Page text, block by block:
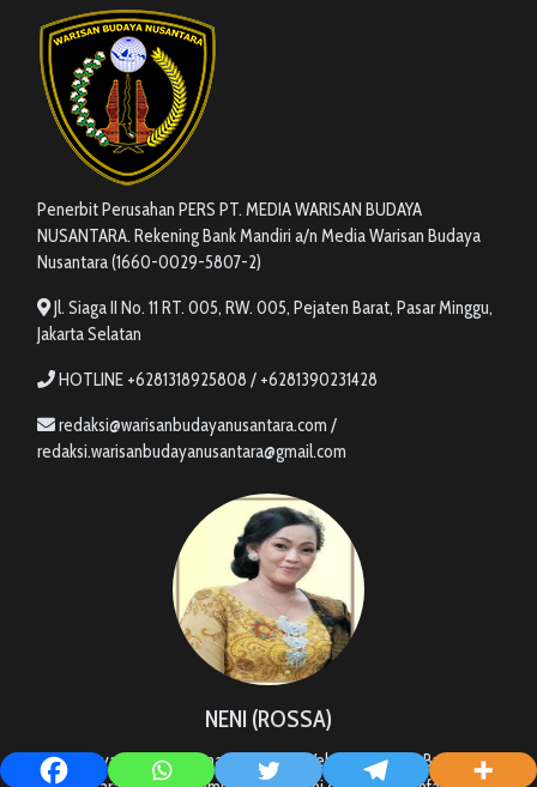
Penerbit Perusahan PERS PT. MEDIA WARISAN BUDAYA
NUSANTARA. Rekening Bank Mandiri a/n Media Warisan Budaya
Nusantara (1660-0029-5807-2)
Jl. Siaga II No. 11 RT. 005, RW. 005, Pejaten Barat, Pasar Minggu,
Jakarta Selatan
HOTLINE +6281318925808 / +6281390231428
redaksi@warisanbudayanusantara.com /
redaksi.warisanbudayanusantara@gmail.com
NENI (ROSSA)
Hi, Saya Rossa. Selamat datang di Website Warisan Budaya